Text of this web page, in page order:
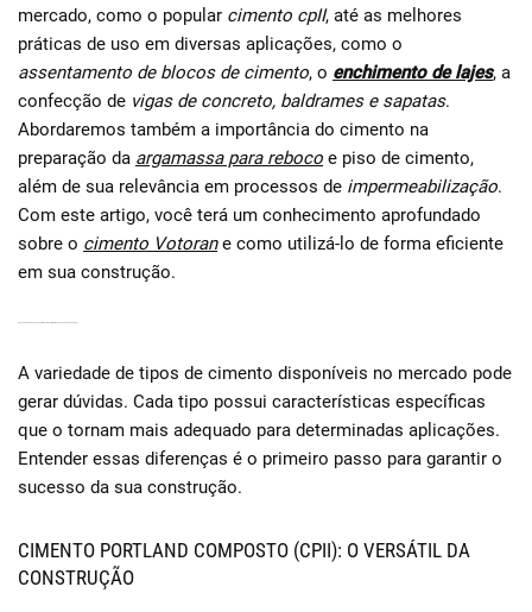
mercado, como o popular cimento cpII, até as melhores
práticas de uso em diversas aplicações, como o
assentamento de blocos de cimento, o enchimento de lajes, a
confecção de vigas de concreto, baldrames e sapatas.
Abordaremos também a importância do cimento na
preparação da argamassa para reboco e piso de cimento,
além de sua relevância em processos de impermeabilização.
Com este artigo, você terá um conhecimento aprofundado
sobre o cimento Votorane como utilizá-lo de forma eficiente
em sua construção.
A variedade de tipos de cimento disponíveis no mercado pode
gerar dúvidas. Cada tipo possui características específicas
que o tornam mais adequado para determinadas aplicações.
Entender essas diferenças é o primeiro passo para garantir o
sucesso da sua construção.
CIMENTO PORTLAND COMPOSTO (CPII): O VERSÁTIL DA
CONSTRUÇÃO